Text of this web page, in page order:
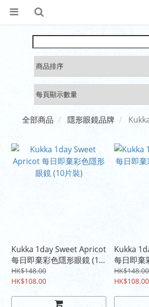
全部商品 隱形眼鏡品牌
Kukka 1day Sweet Apricot
每日即棄彩色隱形眼鏡 (10
片裝)
HK$148.00
HK$108.00
Kukka
每日即棄
片裝)
HK$148.00
HK$108.00